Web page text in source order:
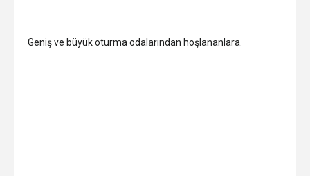
Geniş ve büyük oturma odalarından hoşlananlara.